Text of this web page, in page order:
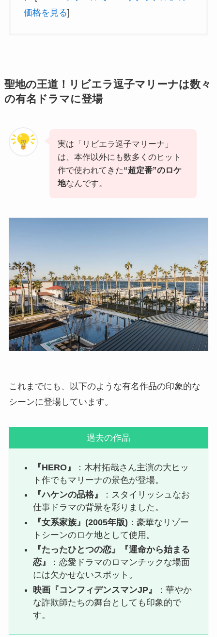
価格を見る]
聖地の王道！リビエラ逗子マリーナは数々
の有名ドラマに登場
実は「リビエラ逗子マリーナ」
は、本作以外にも数多くのヒット
作で使われてきた“超定番”のロケ
地なんです。
これまでにも、以下のような有名作品の印象的な
シーンに登場しています。
過去の作品
『HERO』
：木村拓哉さん主演の大ヒッ
ト作でもマリーナの景色が登場。
『ハケンの品格』
：スタイリッシュなお
仕事ドラマの背景を彩りました。
『女系家族』(2005年版) ：豪華なリゾー
トシーンのロケ地として使用。
『たったひとつの恋』『運命から始まる
恋』
：恋愛ドラマのロマンチックな場面
には欠かせないスポット。
映画『コンフィデンスマンJP』
：華やか
な詐欺師たちの舞台としても印象的で
す。